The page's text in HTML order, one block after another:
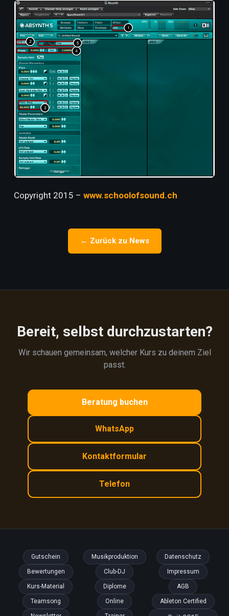
Copyright 2015 – www.schoolofsound.ch
← Zurück zu News
Bereit, selbst durchzustarten?
Wir schauen gemeinsam, welcher Kurs zu deinem Ziel
passt.
Beratung buchen
WhatsApp
Kontaktformular
Telefon
Gutschein
Bewertungen
Kurs-Material
Teamsong
Musikproduktion
Club-DJ
Diplome
Online
Datenschutz
Impressum
AGB
Ableton Certified